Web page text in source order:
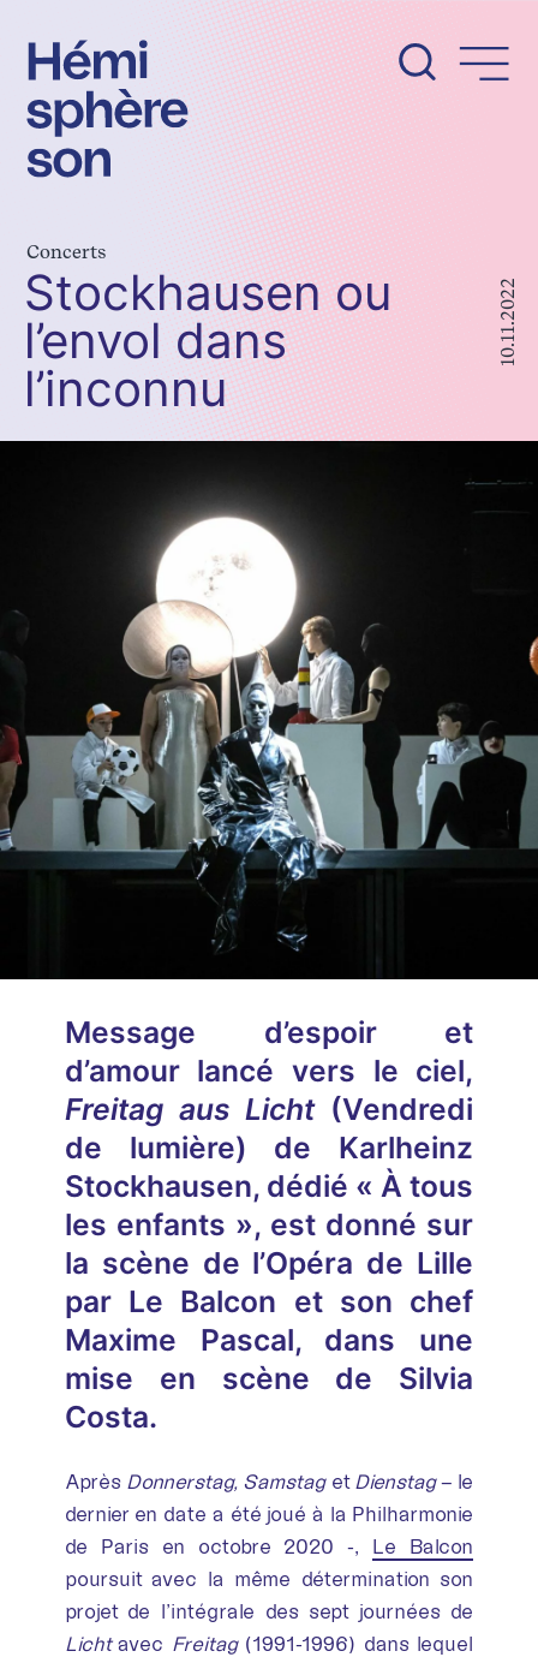
contenu
Concerts
Stockhausen ou
l’envol dans
l’inconnu
10.11.2022
Message d’espoir et
d’amour lancé vers le ciel,
Freitag aus Licht(Vendredi
de lumière) de Karlheinz
Stockhausen, dédié « À tous
les enfants », est donné sur
la scène de l’Opéra de Lille
par Le Balcon et son chef
Maxime Pascal, dans une
mise en scène de Silvia
Costa.
Après Donnerstag, Samstag etDienstag– le
dernier en date a été joué à la Philharmonie
de Paris en octobre 2020 -, Le Balcon
poursuit avec la même détermination son
projet de l’intégrale des sept journées de
Lichtavec Freitag (1991-1996) dans lequel